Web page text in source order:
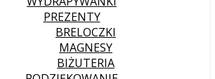
PREZENTY
BRELOCZKI
MAGNESY
BIŻUTERIA